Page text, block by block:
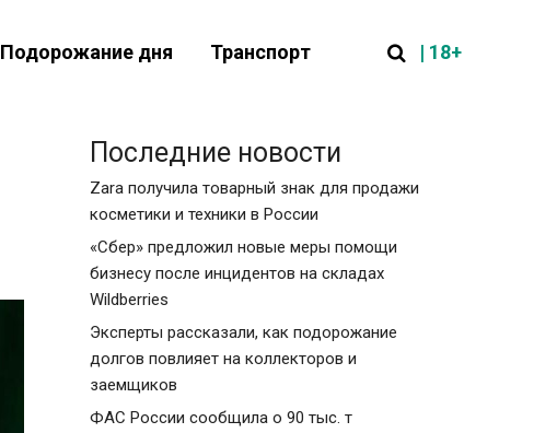
Подорожание дня Транспорт | 18+
Последние новости
Zara получила товарный знак для продажи
косметики и техники в России
«Сбер» предложил новые меры помощи
бизнесу после инцидентов на складах
Wildberries
Эксперты рассказали, как подорожание
долгов повлияет на коллекторов и
заемщиков
ФАС России сообщила о 90 тыс. т